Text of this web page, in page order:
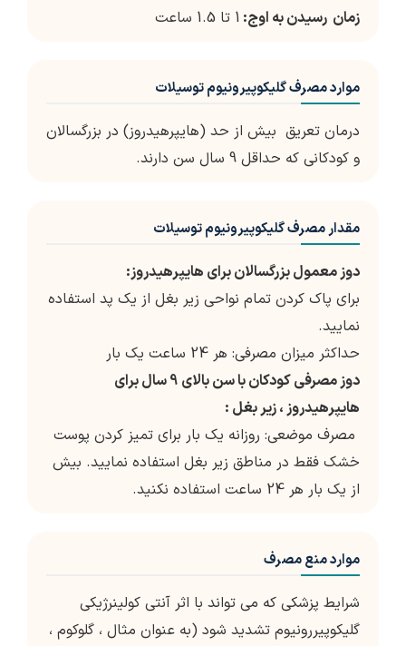
زمان رسیدن به اوج: 1 تا 1.5 ساعت
موارد مصرف گلیکوپیرونیوم توسیلات
درمان تعریق بیش از حد (هایپرهیدروز) در بزرگسالان
و کودکانی که حداقل 9 سال سن دارند.
مقدار مصرف گلیکوپیرونیوم توسیلات
دوز معمول بزرگسالان برای هایپرهیدروز:
برای پاک کردن تمام نواحی زیر بغل از یک پد استفاده
نمایید.
حداکثر میزان مصرفی: هر 24 ساعت یک بار
دوز مصرفی کودکان با سن بالای 9 سال برای
هایپرهیدروز ، زیر بغل :
مصرف موضعی: روزانه یک بار برای تمیز کردن پوست
خشک فقط در مناطق زیر بغل استفاده نمایید. بیش
از یک بار هر 24 ساعت استفاده نکنید.
موارد منع مصرف
شرایط پزشکی که می تواند با اثر آنتی کولینرژیکی
گلیکوپیررونیوم تشدید شود (به عنوان مثال ، گلوکوم ،